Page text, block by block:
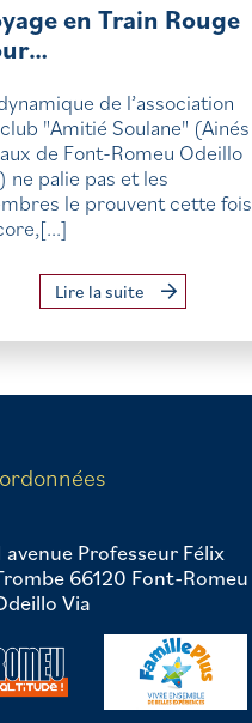
en Train Rouge
de l’association
"Amitié Soulane" (Ainés
de Font-Romeu Odeillo
ne palie pas et les
le prouvent cette fois
Lire la suite
avenue Professeur Félix
66120 Font-Romeu
Via